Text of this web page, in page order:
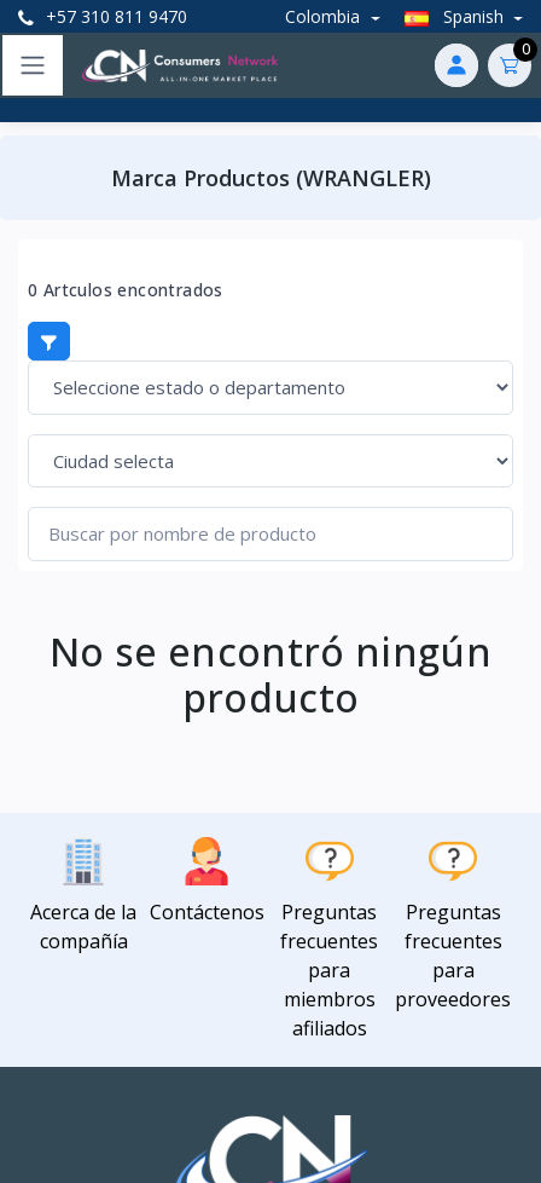
+57 310 811 9470 Colombia Spanish
0
Marca Productos (WRANGLER)
0 Artculos encontrados
No se encontró ningún
producto
Acerca de la
compañía
Contáctenos
Preguntas
frecuentes
para
miembros
afiliados
Preguntas
frecuentes
para
proveedores